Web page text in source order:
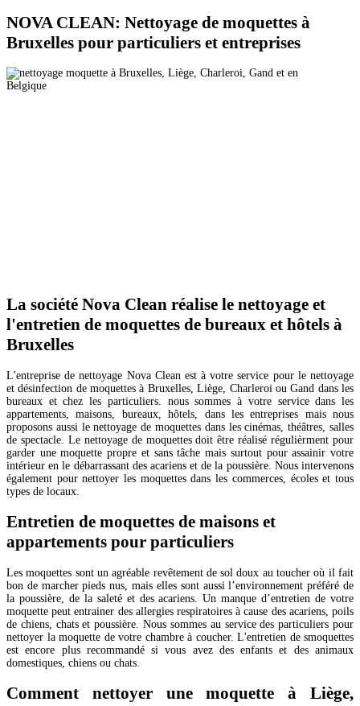
NOVA CLEAN: Nettoyage de moquettes à
Bruxelles pour particuliers et entreprises
La société Nova Clean réalise le nettoyage et
l'entretien de moquettes de bureaux et hôtels à
Bruxelles
L'entreprise de nettoyage Nova Clean est à votre service pour le nettoyage
et désinfection de moquettes à Bruxelles, Liège, Charleroi ou Gand dans les
bureaux et chez les particuliers. nous sommes à votre service dans les
appartements, maisons, bureaux, hôtels, dans les entreprises mais nous
proposons aussi le nettoyage de moquettes dans les cinémas, théâtres, salles
de spectacle. Le nettoyage de moquettes doit être réalisé régulièrment pour
garder une moquette propre et sans tâche mais surtout pour assainir votre
intérieur en le débarrassant des acariens et de la poussière. Nous intervenons
également pour nettoyer les moquettes dans les commerces, écoles et tous
types de locaux.
Entretien de moquettes de maisons et
appartements pour particuliers
Les moquettes sont un agréable revêtement de sol doux au toucher où il fait
bon de marcher pieds nus, mais elles sont aussi l’environnement préféré de
la poussière, de la saleté et des acariens. Un manque d’entretien de votre
moquette peut entrainer des allergies respiratoires à cause des acariens, poils
de chiens, chats et poussière. Nous sommes au service des particuliers pour
nettoyer la moquette de votre chambre à coucher. L'entretien de smoquettes
est encore plus recommandé si vous avez des enfants et des animaux
domestiques, chiens ou chats.
Comment nettoyer une moquette à Liège,